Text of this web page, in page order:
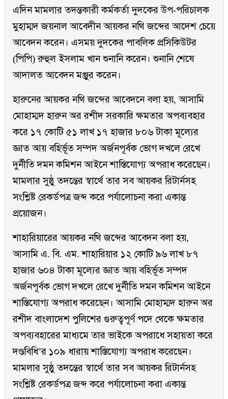
এদিন মামলার তদন্তকারী কর্মকর্তা দুদকের উপ-পরিচালক
মুহাম্মদ জয়নাল আবেদীন আয়কর নথি জব্দের আদেশ চেয়ে
আবেদন করেন। এসময় দুদকের পাবলিক প্রসিকিউটর
(পিপি) রুহুল ইসলাম খান শুনানি করেন। শুনানি শেষে
আদালত আবেদন মঞ্জুর করেন।
হারুনের আয়কর নথি জব্দের আবেদনে বলা হয়, আসামি
মোহাম্মদ হারুন অর রশীদ সরকারি ক্ষমতার অপব্যবহার
করে ১৭ কোটি ৫১ লাখ ১৭ হাজার ৮০৬ টাকা মূল্যের
জ্ঞাত আয় বহির্ভূত সম্পদ অর্জনপূর্বক ভোগ দখলে রেখে
দুর্নীতি দমন কমিশন আইনে শাস্তিযোগ্য অপরাধ করেছেন।
মামলার সুষ্ঠু তদন্তের স্বার্থে তার সব আয়কর রিটার্নসহ
সংশ্লিষ্ট রেকর্ডপত্র জব্দ করে পর্যালোচনা করা একান্ত
প্রয়োজন।
শাহারিয়ারের আয়কর নথি জব্দের আবেদন বলা হয়,
আসামি এ. বি. এম. শাহারিয়ার ১২ কোটি ৯৬ লাখ ৮৭
হাজার ৬০৪ টাকা মূল্যের জ্ঞাত আয় বহির্ভূত সম্পদ
অর্জনপূর্বক ভোগ দখলে রেখে দুর্নীতি দমন কমিশন আইনে
শাস্তিযোগ্য অপরাধ করেছেন। আসামি মোহাম্মদ হারুন অর
রশীদ বাংলাদেশ পুলিশের গুরুত্বপূর্ণ পদে থেকে ক্ষমতার
অপব্যবহারের মাধ্যমে তার ভাইকে অপরাধে সহায়তা করে
দণ্ডবিধি’র ১০৯ ধারায় শাস্তিযোগ্য অপরাধ করেছেন।
মামলার সুষ্ঠু তদন্তের স্বার্থে তার সব আয়কর রিটার্নসহ
সংশ্লিষ্ট রেকর্ডপত্র জব্দ করে পর্যালোচনা করা একান্ত